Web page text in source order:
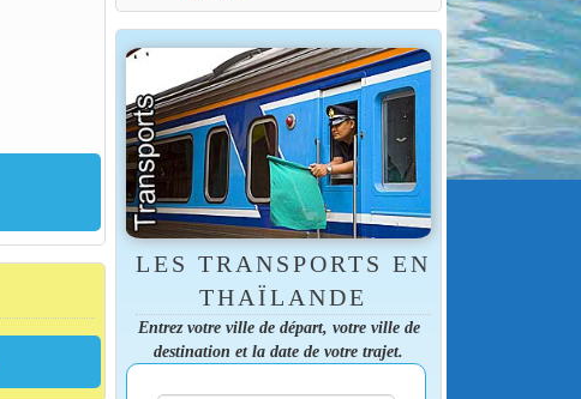
LES TRANSPORTS EN
THAÏLANDE
Entrez votre ville de départ, votre ville de
destination et la date de votre trajet.